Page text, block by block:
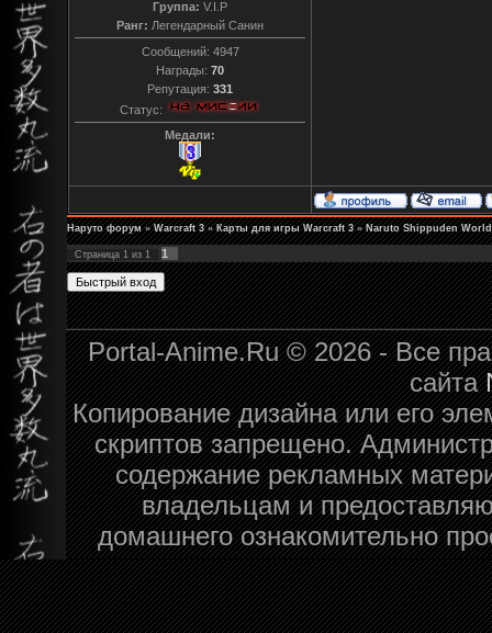
Группа: V.I.P
Ранг: Легендарный Санин
Сообщений: 4947
Награды: 70
Репутация: 331
Статус:
Медали:
Наруто форум » Warcraft 3 » Карты для игры Warcraft 3 » Naruto Shippuden World
Страница 1 из 1 1
Portal-Anime.Ru © 2026 - Все
сайта
Копирование дизайна или его
скриптов запрещено.
содержание рекламных
владельцам и
домашнего ознакомительно